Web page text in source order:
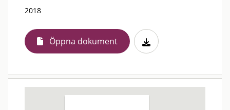
2018
Öppna dokument